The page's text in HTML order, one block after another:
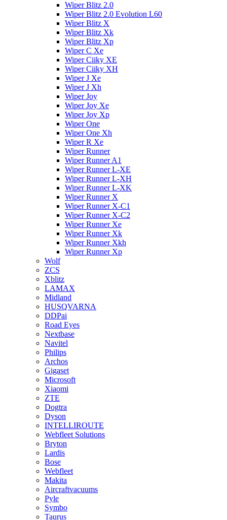
Wiper Blitz 2.0
Wiper Blitz 2.0 Evolution L60
Wiper Blitz X
Wiper Blitz Xk
Wiper Blitz Xp
Wiper C Xe
Wiper Ciiky XE
Wiper Ciiky XH
Wiper J Xe
Wiper J Xh
Wiper Joy
Wiper Joy Xe
Wiper Joy Xp
Wiper One
Wiper One Xh
Wiper R Xe
Wiper Runner
Wiper Runner A1
Wiper Runner L-XE
Wiper Runner L-XH
Wiper Runner L-XK
Wiper Runner X
Wiper Runner X-C1
Wiper Runner X-C2
Wiper Runner Xe
Wiper Runner Xk
Wiper Runner Xkh
Wiper Runner Xp
Wolf
ZCS
Xblitz
LAMAX
Midland
HUSQVARNA
DDPai
Road Eyes
Nextbase
Navitel
Philips
Archos
Gigaset
Microsoft
Xiaomi
ZTE
Dogtra
Dyson
INTELLIROUTE
Webfleet Solutions
Bryton
Lardis
Bose
Webfleet
Makita
Aircraftvacuums
Pyle
Symbo
Taurus